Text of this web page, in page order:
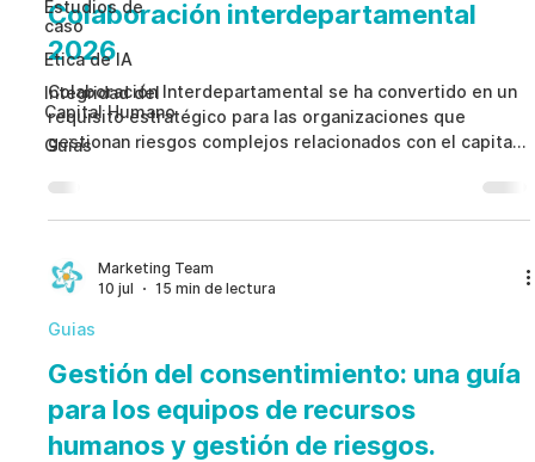
Estudios de
caso
Etica de IA
Integridad del
Capital Humano
Guias
Colaboración interdepartamental
2026
Colaboración Interdepartamental se ha convertido en un
requisito estratégico para las organizaciones que
gestionan riesgos complejos relacionados con el capital
lugar de permitir que Recursos Humanos, Cumplimiento,
Jurídico, Seguridad, Gestión de Riesgos y Auditoría
Interdepartamental establece flujos estructurados que
conectan señales tempranas de riesgo, mejoran la toma
Marketing Team
10 jul
15 min de lectura
Guias
Gestión del consentimiento: una guía
para los equipos de recursos
humanos y gestión de riesgos.